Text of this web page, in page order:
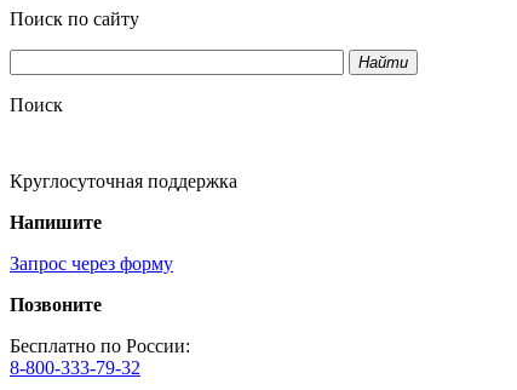
Поиск по сайту
Найти
Поиск
Круглосуточная поддержка
Напишите
Запрос через форму
Позвоните
Бесплатно по России:
8-800-333-79-32